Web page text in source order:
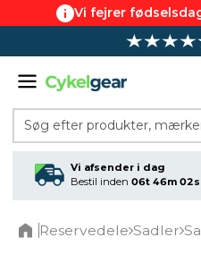
Vi fejrer
Søg efter produkter,
Vi afsender i dag
Bestil inden 06t 46m 02s
Reservedele Sadler